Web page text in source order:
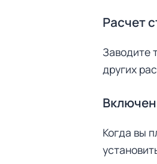
Расчет
Заводите
других
Когда вы